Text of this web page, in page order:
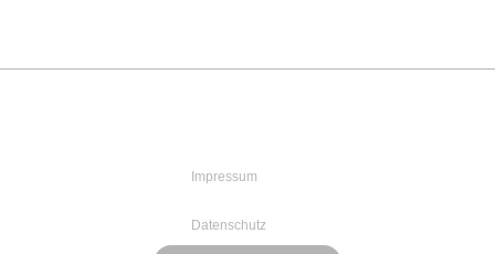
Impressum
Datenschutz